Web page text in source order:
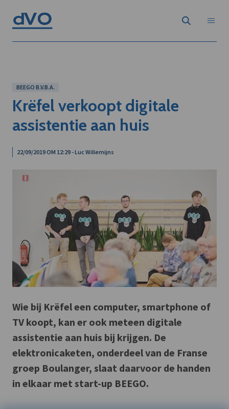
BEEGO B.V.B.A.
Krëfel verkoopt digitale
assistentie aan huis
22/09/2019 OM 12:29 - Luc Willemijns
Wie bij Krëfel een computer, smartphone of
TV koopt, kan er ook meteen digitale
assistentie aan huis bij krijgen. De
elektronicaketen, onderdeel van de Franse
groep Boulanger, slaat daarvoor de handen
in elkaar met start-up BEEGO.